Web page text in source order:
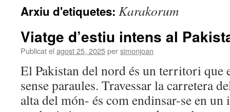
Arxiu d'etiquetes: Karakorum
Viatge d’estiu intens al
Publicat el agost 25, 2025persimonjoan
El Pakistan del nord és un territori que
sense paraules. Travessar la carretera
alta del món- és com endinsar-se en